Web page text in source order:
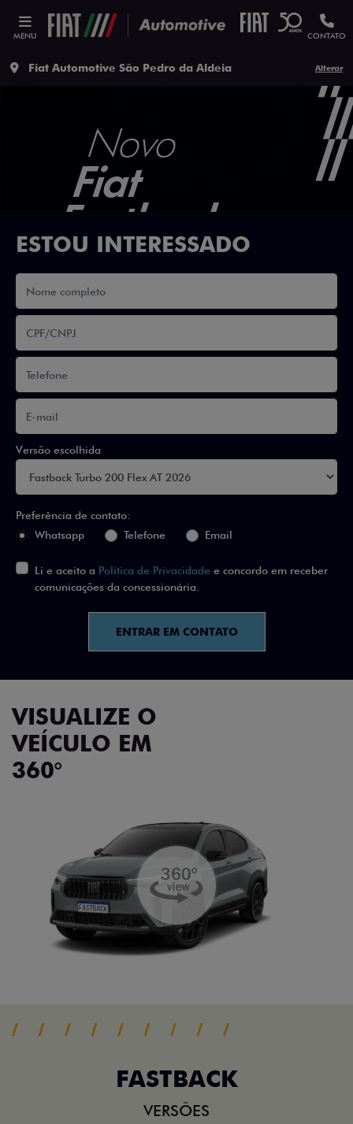
MENU CONTATO
Fiat Automotive São Pedro da Aldeia Alterar
ESTOU INTERESSADO
Versão escolhida
Preferência de contato:
Whatsapp
Telefone Email
Li e aceito a Política de Privacidade e concordo em receber
comunicações da concessionária.
ENTRAR EM CONTATO
VISUALIZE O
VEÍCULO EM
360°
FASTBACK
VERSÕES